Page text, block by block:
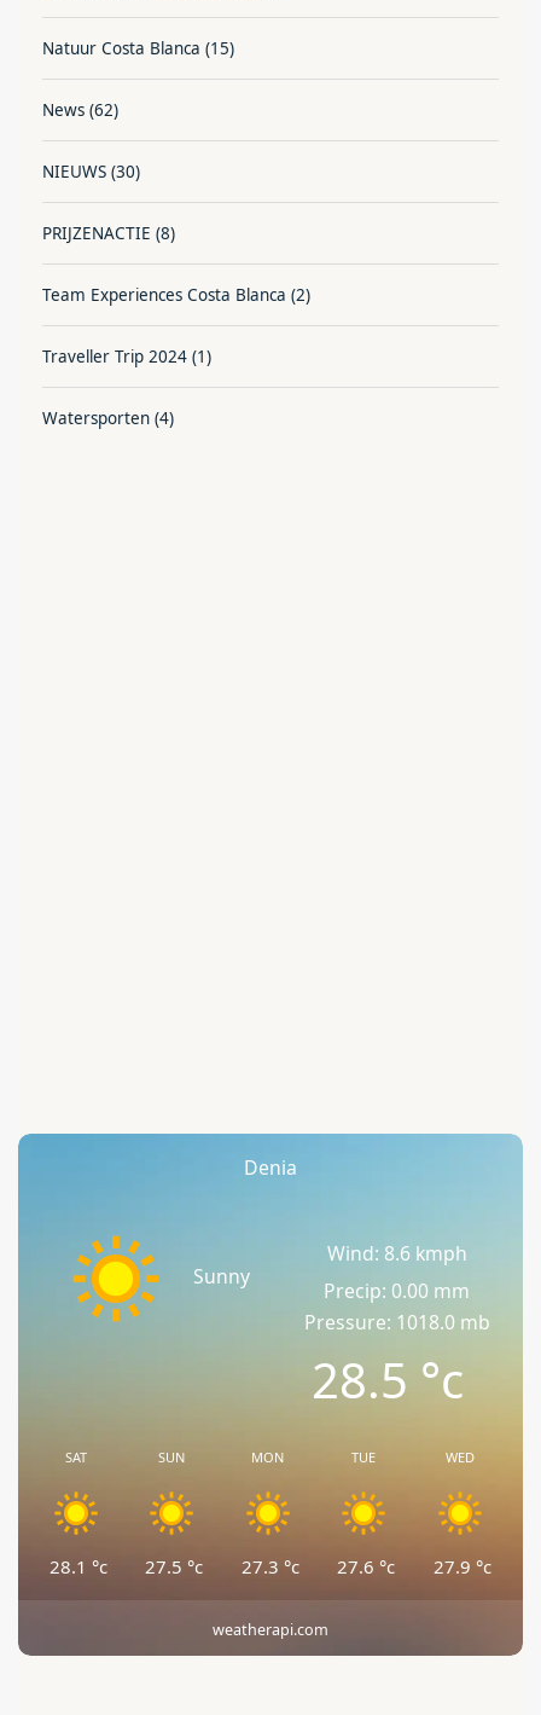
Natuur Costa Blanca (15)
News (62)
NIEUWS (30)
PRIJZENACTIE (8)
Team Experiences Costa Blanca (2)
Traveller Trip 2024 (1)
Watersporten (4)
Denia
Sunny
Wind: 8.6 kmph
Precip: 0.00 mm
Pressure: 1018.0 mb
28.5°c
SAT
28.1 °c
SUN
27.5 °c
MON
27.3 °c
TUE
27.6 °c
WED
27.9 °c
weatherapi.com